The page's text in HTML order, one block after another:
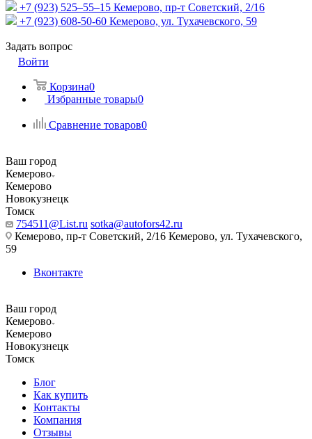
+7 (923) 525–55–15 Кемерово, пр-т Советский, 2/16
+7 (923) 608-50-60 Кемерово, ул. Тухачевского, 59
Задать вопрос
Войти
Корзина0
Избранные товары0
Сравнение товаров0
Ваш город
Кемерово
Кемерово
Новокузнецк
Томск
754511@List.ru sotka@autofors42.ru
Кемерово, пр-т Советский, 2/16 Кемерово, ул. Тухачевского,
59
Вконтакте
Ваш город
Кемерово
Кемерово
Новокузнецк
Томск
Блог
Как купить
Контакты
Компания
Отзывы